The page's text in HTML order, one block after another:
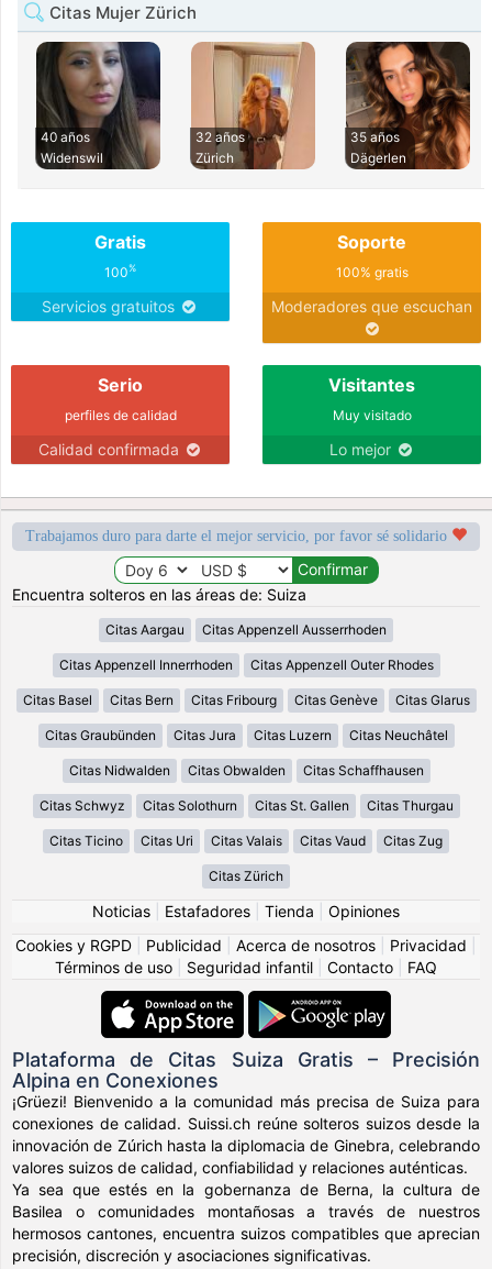
Citas Mujer Zürich
40 años
Widenswil
32 años
Zürich
35 años
Dägerlen
Gratis
100%
Servicios gratuitos
Soporte
100% gratis
Moderadores que escuchan
Serio
perfiles de calidad
Calidad confirmada
Visitantes
Muy visitado
Lo mejor
Trabajamos duro para darte el mejor servicio, por favor sé solidario
Encuentra solteros en las áreas de: Suiza
Citas Aargau Citas Appenzell Ausserrhoden
Citas Appenzell Innerrhoden Citas Appenzell Outer Rhodes
Citas Basel Citas Bern Citas Fribourg Citas Genève Citas Glarus
Citas Graubünden Citas Jura Citas Luzern Citas Neuchâtel
Citas Nidwalden Citas Obwalden Citas Schaffhausen
Citas Schwyz Citas Solothurn Citas St. Gallen Citas Thurgau
Citas Ticino Citas Uri Citas Valais Citas Vaud Citas Zug
Citas Zürich
Noticias Estafadores Tienda
Opiniones
Cookies y RGPD
Publicidad Acerca de nosotros Privacidad
Términos de uso
Seguridad infantil Contacto FAQ
Plataforma de Citas Suiza Gratis – Precisión
Alpina en Conexiones
¡Grüezi! Bienvenido a la comunidad más precisa de Suiza para
conexiones de calidad. Suissi.ch reúne solteros suizos desde la
innovación de Zúrich hasta la diplomacia de Ginebra, celebrando
valores suizos de calidad, confiabilidad y relaciones auténticas.
Ya sea que estés en la gobernanza de Berna, la cultura de
Basilea o comunidades montañosas a través de nuestros
hermosos cantones, encuentra suizos compatibles que aprecian
precisión, discreción y asociaciones significativas.